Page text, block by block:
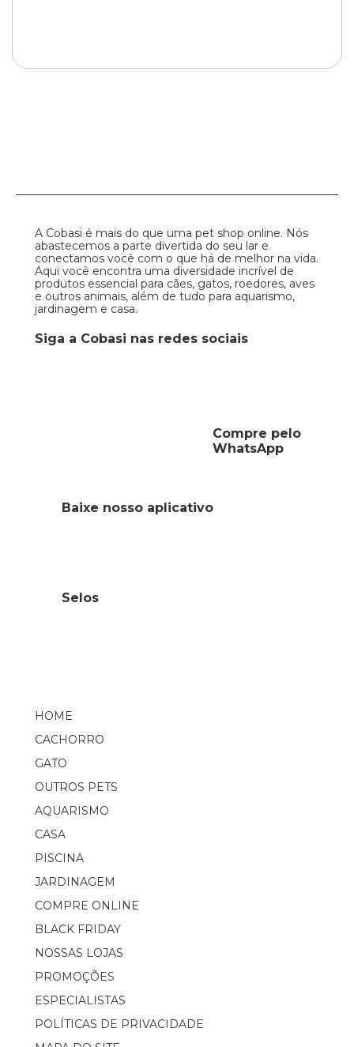
A Cobasi é mais do que uma pet shop online. Nós
abastecemos a parte divertida do seu lar e
conectamos você com o que há de melhor na vida.
Aqui você encontra uma diversidade incrível de
produtos essencial para cães, gatos, roedores, aves
e outros animais, além de tudo para aquarismo,
jardinagem e casa.
Siga a Cobasi nas redes sociais
Compre pelo
WhatsApp
HOME
CACHORRO
GATO
OUTROS PETS
AQUARISMO
CASA
PISCINA
JARDINAGEM
COMPRE ONLINE
BLACK FRIDAY
NOSSAS LOJAS
PROMOÇÕES
ESPECIALISTAS
POLÍTICAS DE PRIVACIDADE
Baixe nosso aplicativo
Selos